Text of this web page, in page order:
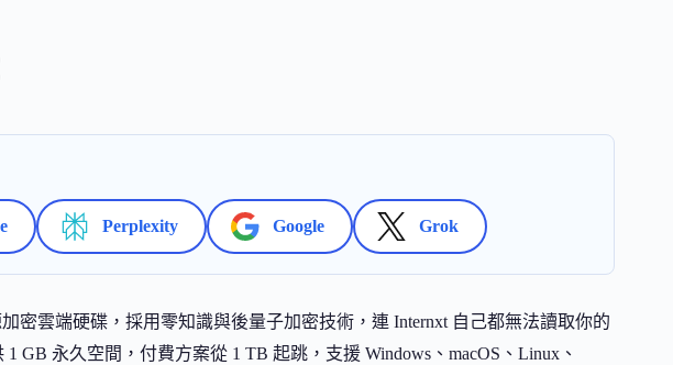
Perplexity Google Grok
密雲端硬碟，採用零知識與後量子加密技術，連 Internxt 自己都無法讀取你的
GB 永久空間，付費方案從 1 TB 起跳，支援 Windows、macOS、Linux、